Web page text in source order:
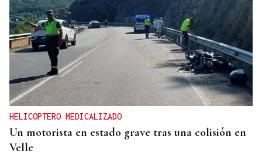
HELICOPTERO MEDICALIZADO
Un motorista en estado grave tras una colisión en
Velle